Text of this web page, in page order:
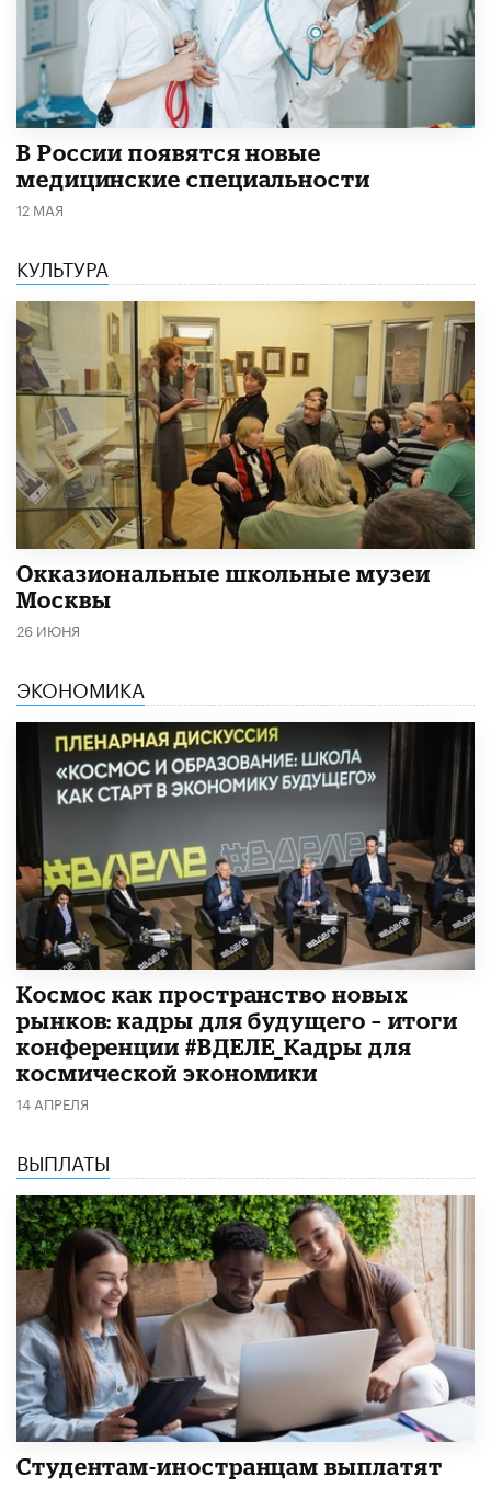
В России появятся новые
медицинские специальности
12 МАЯ
КУЛЬТУРА
​Окказиональные школьные музеи
Москвы
26 ИЮНЯ
ЭКОНОМИКА
Космос как пространство новых
рынков: кадры для будущего – итоги
конференции #ВДЕЛЕ_Кадры для
космической экономики
14 АПРЕЛЯ
ВЫПЛАТЫ
Студентам-иностранцам выплатят